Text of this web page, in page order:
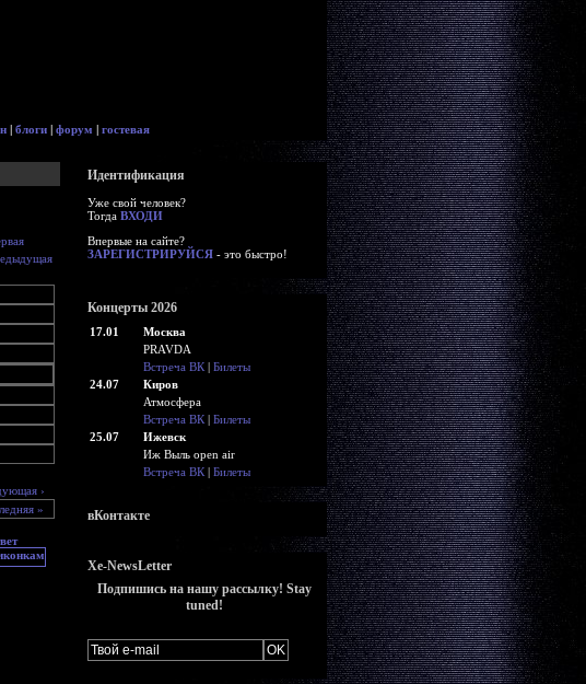
| блоги | форум | гостевая
›
»
Идентификация
Уже свой человек?
Тогда ВХОДИ
Впервые на сайте?
ЗАРЕГИСТРИРУЙСЯ - это быстро!
Концерты 2026
17.01
Москва
PRAVDA
Встреча ВК | Билеты
24.07
Киров
Атмосфера
Встреча ВК | Билеты
25.07
Ижевск
Иж Выль open air
Встреча ВК | Билеты
вКонтакте
Xe-NewsLetter
Подпишись на нашу рассылку! Stay
tuned!